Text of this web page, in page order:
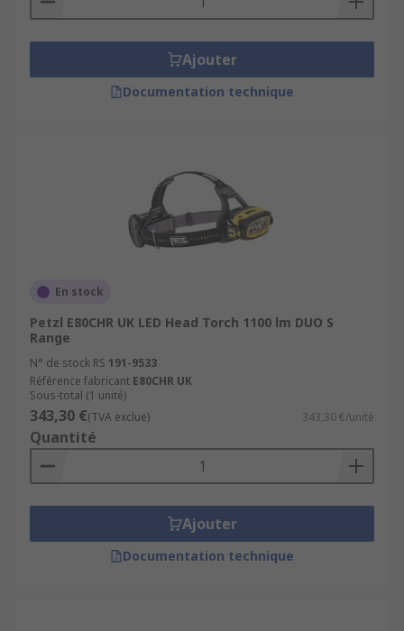
Ajouter
Documentation technique
En stock
Petzl E80CHR UK LED Head Torch 1100 lm DUO S
Range
N° de stock RS 191-9533
Référence fabricant E80CHR UK
Sous-total (1 unité)
343,30 €(TVA exclue) 343,30 €/unité
Quantité
Ajouter
Documentation technique